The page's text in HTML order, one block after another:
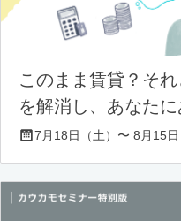
このまま賃貸？そ
を解消し、あなた
7月18日（土）〜 8月15